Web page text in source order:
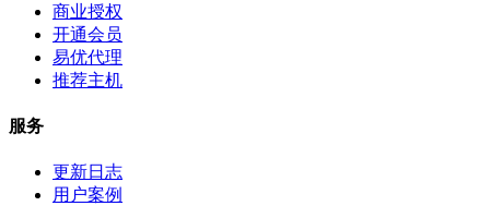
商业授权
开通会员
易优代理
推荐主机
服务
更新日志
用户案例